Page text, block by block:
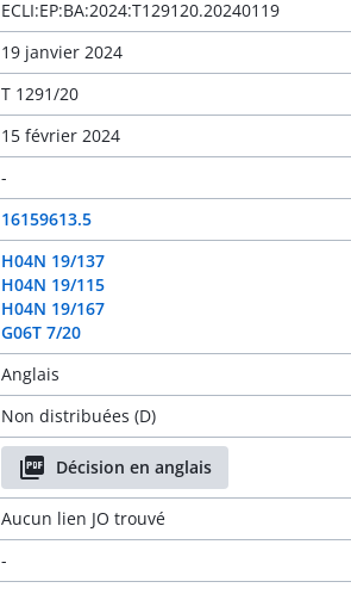
ECLI:EP:BA:2024:T129120.20240119
19 janvier 2024
T 1291/20
15 février 2024
-
16159613.5
H04N 19/137
H04N 19/115
H04N 19/167
G06T 7/20
Anglais
Non distribuées (D)
Décision en anglais
Aucun lien JO trouvé
-